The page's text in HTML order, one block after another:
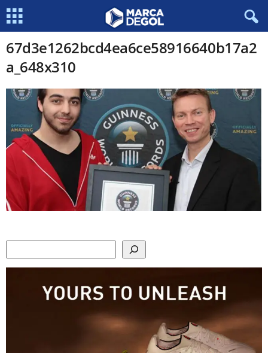
67d3e1262bcd4ea6ce58916640b17a2
a_648x310